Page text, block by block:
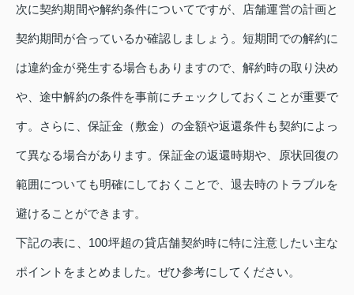
次に契約期間や解約条件についてですが、店舗運営の計画と
契約期間が合っているか確認しましょう。短期間での解約に
は違約金が発生する場合もありますので、解約時の取り決め
や、途中解約の条件を事前にチェックしておくことが重要で
す。さらに、保証金（敷金）の金額や返還条件も契約によっ
て異なる場合があります。保証金の返還時期や、原状回復の
範囲についても明確にしておくことで、退去時のトラブルを
避けることができます。
下記の表に、100坪超の貸店舗契約時に特に注意したい主な
ポイントをまとめました。ぜひ参考にしてください。